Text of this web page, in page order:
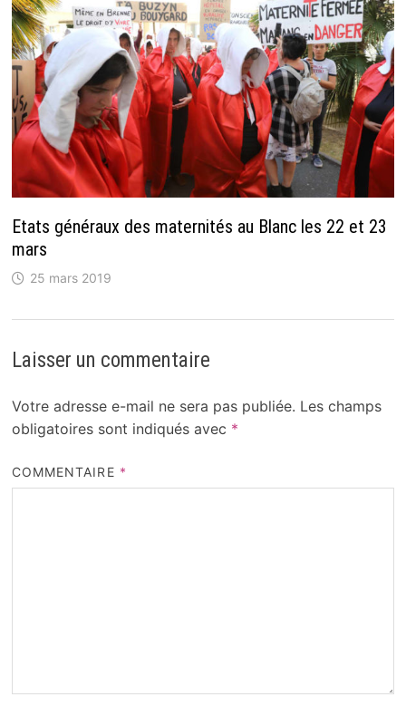
Etats généraux des maternités au Blanc les 22 et 23
mars
25 mars 2019
Laisser un commentaire
Votre adresse e-mail ne sera pas publiée. Les champs
obligatoires sont indiqués avec *
COMMENTAIRE *